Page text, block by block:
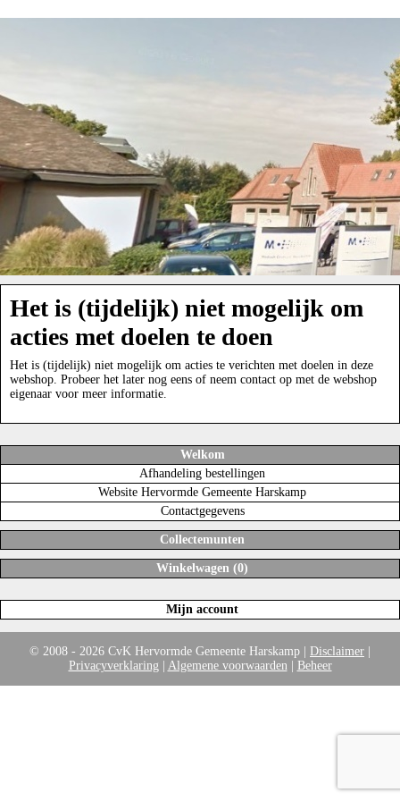
Het is (tijdelijk) niet mogelijk om
acties met doelen te doen
Het is (tijdelijk) niet mogelijk om acties te verichten met doelen in deze
webshop. Probeer het later nog eens of neem contact op met de webshop
eigenaar voor meer informatie.
Welkom
Afhandeling bestellingen
Website Hervormde Gemeente Harskamp
Contactgegevens
Collectemunten
Winkelwagen (0)
Mijn account
© 2008 - 2026 CvK Hervormde Gemeente Harskamp | Disclaimer
Privacyverklaring| Algemene voorwaarden| Beheer